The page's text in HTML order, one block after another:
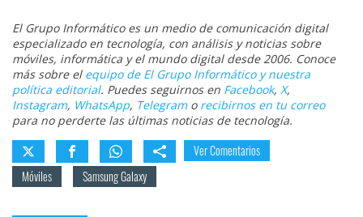
El Grupo Informático es un medio de comunicación digital
especializado en tecnología, con análisis y noticias sobre
móviles, informática y el mundo digital desde 2006. Conoce
más sobre el equipo de El Grupo Informático y nuestra
política editorial. Puedes seguirnos en Facebook, X,
Instagram, WhatsApp, Telegramo recibirnos en tu correo
para no perderte las últimas noticias de tecnología.
Ver Comentarios
Móviles
Samsung Galaxy